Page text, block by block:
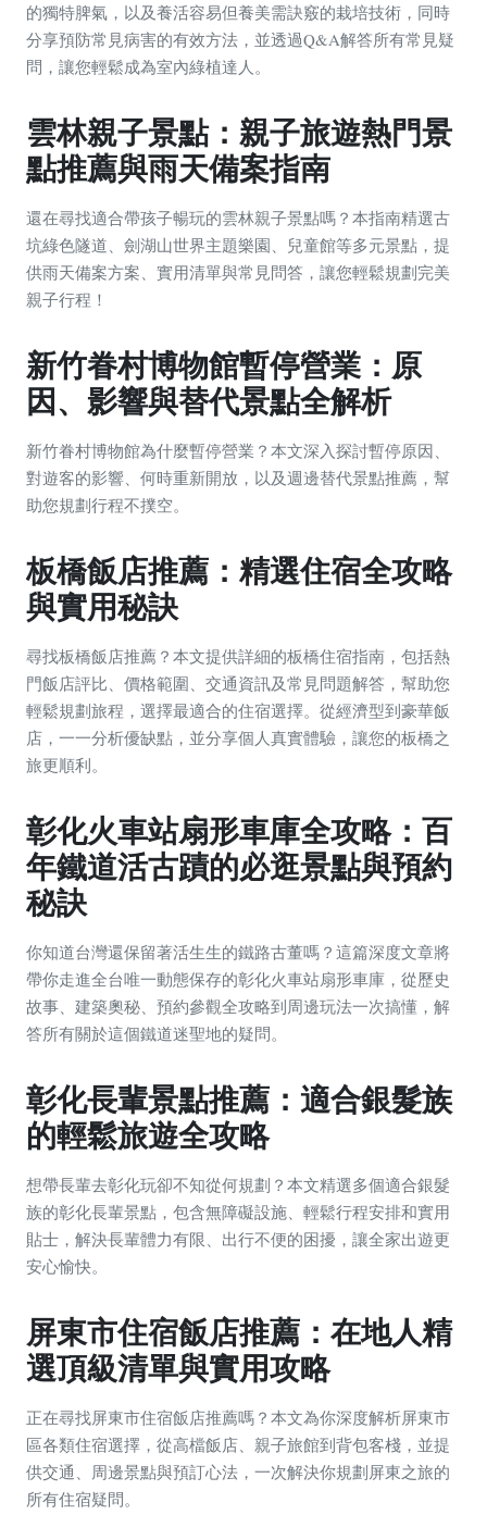
的獨特脾氣，以及養活容易但養美需訣竅的栽培技術，同時
分享預防常見病害的有效方法，並透過Q&A解答所有常見疑
問，讓您輕鬆成為室內綠植達人。
雲林親子景點：親子旅遊熱門景
點推薦與雨天備案指南
還在尋找適合帶孩子暢玩的雲林親子景點嗎？本指南精選古
坑綠色隧道、劍湖山世界主題樂園、兒童館等多元景點，提
供雨天備案方案、實用清單與常見問答，讓您輕鬆規劃完美
親子行程！
新竹眷村博物館暫停營業：原
因、影響與替代景點全解析
新竹眷村博物館為什麼暫停營業？本文深入探討暫停原因、
對遊客的影響、何時重新開放，以及週邊替代景點推薦，幫
助您規劃行程不撲空。
板橋飯店推薦：精選住宿全攻略
與實用秘訣
尋找板橋飯店推薦？本文提供詳細的板橋住宿指南，包括熱
門飯店評比、價格範圍、交通資訊及常見問題解答，幫助您
輕鬆規劃旅程，選擇最適合的住宿選擇。從經濟型到豪華飯
店，一一分析優缺點，並分享個人真實體驗，讓您的板橋之
旅更順利。
彰化火車站扇形車庫全攻略：百
年鐵道活古蹟的必逛景點與預約
秘訣
你知道台灣還保留著活生生的鐵路古董嗎？這篇深度文章將
帶你走進全台唯一動態保存的彰化火車站扇形車庫，從歷史
故事、建築奧秘、預約參觀全攻略到周邊玩法一次搞懂，解
答所有關於這個鐵道迷聖地的疑問。
彰化長輩景點推薦：適合銀髮族
的輕鬆旅遊全攻略
想帶長輩去彰化玩卻不知從何規劃？本文精選多個適合銀髮
族的彰化長輩景點，包含無障礙設施、輕鬆行程安排和實用
貼士，解決長輩體力有限、出行不便的困擾，讓全家出遊更
安心愉快。
屏東市住宿飯店推薦：在地人精
選頂級清單與實用攻略
正在尋找屏東市住宿飯店推薦嗎？本文為你深度解析屏東市
區各類住宿選擇，從高檔飯店、親子旅館到背包客棧，並提
供交通、周邊景點與預訂心法，一次解決你規劃屏東之旅的
所有住宿疑問。